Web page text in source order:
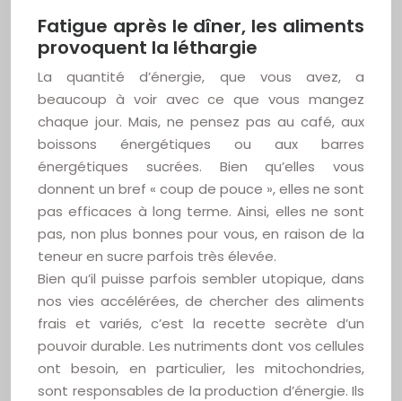
Fatigue après le dîner, les aliments
provoquent la léthargie
La quantité d’énergie, que vous avez, a
beaucoup à voir avec ce que vous mangez
chaque jour. Mais, ne pensez pas au café, aux
boissons énergétiques ou aux barres
énergétiques sucrées. Bien qu’elles vous
donnent un bref « coup de pouce », elles ne sont
pas efficaces à long terme. Ainsi, elles ne sont
pas, non plus bonnes pour vous, en raison de la
teneur en sucre parfois très élevée.
Bien qu’il puisse parfois sembler utopique, dans
nos vies accélérées, de chercher des aliments
frais et variés, c’est la recette secrète d’un
pouvoir durable. Les nutriments dont vos cellules
ont besoin, en particulier, les mitochondries,
sont responsables de la production d’énergie. Ils